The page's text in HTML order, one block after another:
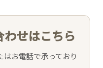
せはこちら
お電話で承っており